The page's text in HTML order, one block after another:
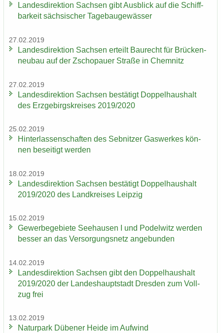
Lan­des­di­rek­ti­on Sach­sen gibt Aus­blick auf die Schiff­
bar­keit säch­si­scher Ta­ge­bau­ge­wäs­ser
27.02.2019
Lan­des­di­rek­ti­on Sach­sen er­teilt Bau­recht für Brü­cken­
neu­bau auf der Zscho­pau­er Stra­ße in Chem­nitz
27.02.2019
Lan­des­di­rek­ti­on Sach­sen be­stä­tigt Dop­pel­haus­halt
des Erz­ge­birgs­krei­ses 2019/2020
25.02.2019
Hin­ter­las­sen­schaf­ten des Seb­nit­zer Gas­wer­kes kön­
nen be­sei­tigt wer­den
18.02.2019
Lan­des­di­rek­ti­on Sach­sen be­stä­tigt Dop­pel­haus­halt
2019/2020 des Land­krei­ses Leip­zig
15.02.2019
Ge­wer­be­ge­bie­te See­hau­sen I und Po­del­witz wer­den
bes­ser an das Ver­sor­gungs­netz an­ge­bun­den
14.02.2019
Lan­des­di­rek­ti­on Sach­sen gibt den Dop­pel­haus­halt
2019/2020 der Lan­des­haupt­stadt Dres­den zum Voll­
zug frei
13.02.2019
Na­tur­park Dü­be­ner Heide im Auf­wind